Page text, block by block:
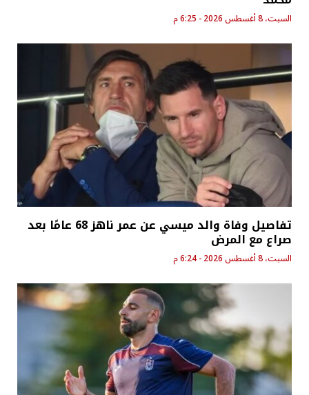
السبت، 8 أغسطس 2026 - 6:25 م
تفاصيل وفاة والد ميسي عن عمر ناهز 68 عامًا بعد
صراع مع المرض
السبت، 8 أغسطس 2026 - 6:24 م